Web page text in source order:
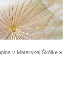
v Materskej Škôlke »